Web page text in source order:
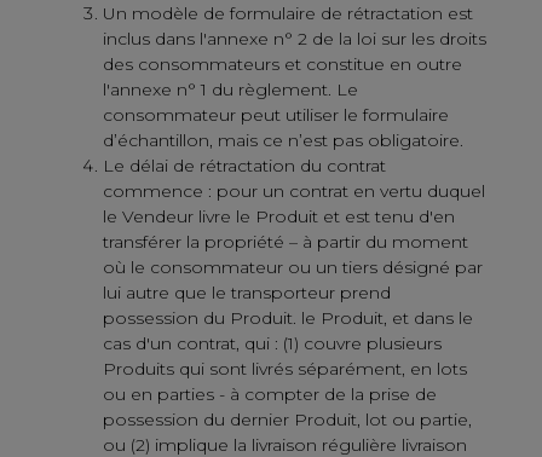
Un modèle de formulaire de rétractation est
inclus dans l'annexe n° 2 de la loi sur les droits
des consommateurs et constitue en outre
l'annexe n° 1 du règlement. Le
consommateur peut utiliser le formulaire
d’échantillon, mais ce n’est pas obligatoire.
Le délai de rétractation du contrat
commence : pour un contrat en vertu duquel
le Vendeur livre le Produit et est tenu d'en
transférer la propriété – à partir du moment
où le consommateur ou un tiers désigné par
lui autre que le transporteur prend
possession du Produit. le Produit, et dans le
cas d'un contrat, qui : (1) couvre plusieurs
Produits qui sont livrés séparément, en lots
ou en parties - à compter de la prise de
possession du dernier Produit, lot ou partie,
ou (2) implique la livraison régulière livraison